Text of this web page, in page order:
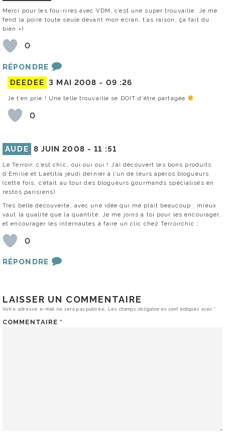
Merci pour les fou-rires avec VDM, c’est une super trouvaille. Je me
fend la poire toute seule devant mon écran, t’as raison, ça fait du
bien =)
0
RÉPONDRE
DEEDEE 3 MAI 2008 - 09 :26
Je t’en prie ! Une telle trouvaille se DOIT d’être partagée
0
AUDE 8 JUIN 2008 -11 :51
Le Terroir, c’est chic… oui oui oui ! J’ai découvert les bons produits
d’Emilie et Laetitia jeudi dernier à l’un de leurs apéros blogueurs
(cette fois, c’était au tour des blogueurs gourmands spécialisés en
restos parisiens).
Très belle découverte, avec une idée qui me plait beaucoup : mieux
vaut la qualité que la quantité. Je me joins à toi pour les encourager,
et encourager les internautes à faire un clic chez Terroirchic ;
0
RÉPONDRE
LAISSER UN COMMENTAIRE
Votre adresse e-mail ne sera pas publiée. Les champs obligatoires sont indiqués avec*
COMMENTAIRE *